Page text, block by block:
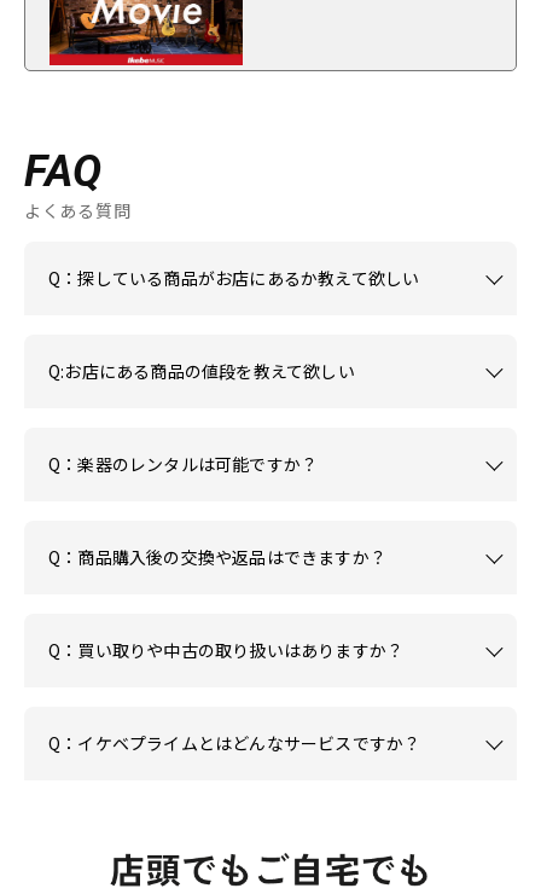
FAQ
よくある質問
Q：探している商品がお店にあるか教えて欲しい
Q:お店にある商品の値段を教えて欲しい
Q：楽器のレンタルは可能ですか？
Q：商品購入後の交換や返品はできますか？
Q：買い取りや中古の取り扱いはありますか？
Q：イケベプライムとはどんなサービスですか？